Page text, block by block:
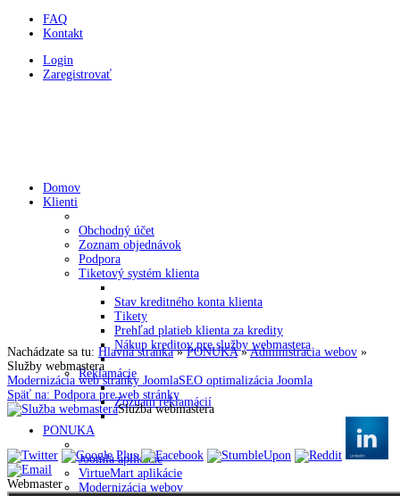
FAQ
Kontakt
Login
Zaregistrovať
Domov
Klienti
Obchodný účet
Zoznam objednávok
Podpora
Tiketový systém klienta
Stav kreditného konta klienta
Tikety
Prehľad platieb klienta za kredity
Nákup kreditov pre služby webmastera
Reklamácie
Zoznam reklamácií
PONUKA
Joomla aplikácie
VirtueMart aplikácie
Modernizácia webov
Nachádzate sa tu: Hlavná stránka»PONUKA»Administrácia webov »
Služby webmastera
Modernizácia web stránky JoomlaSEO optimalizácia Joomla
Späť na: Podpora pre web stránky
Služba webmastera
Webmaster